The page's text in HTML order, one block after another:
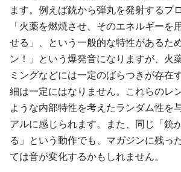
ます。例えば銃から弾丸を発射するプ
「火薬を燃焼させ、そのエネルギーを
せる」、という一般的な特性があるた
ン！」という爆発音になりますが、火
ミングなどには一定のばらつきが存在
細は一定にはなりません。これらのレ
ような内部特性を考えたランダム性を
アルに感じられます。また、同じ「銃
る」という動作でも、マガジンに残っ
ては音が変化するかもしれません。